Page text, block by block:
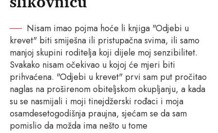
Nisam imao pojma hoće li knjiga "Odjebi u
krevet" biti smiješna ili pristupačna svima, ili samo
manjoj skupini roditelja koji dijele moj senzibilitet.
Svakako nisam očekivao u kojoj će mjeri biti
prihvaćena. "Odjebi u krevet" prvi sam put pročitao
naglas na proširenom obiteljskom okupljanju, a kada
su se nasmijali i moji tinejdžerski rođaci i moja
osamdesetogodišnja praujna, sjećam se da sam
pomislio da možda ima nešto u tome